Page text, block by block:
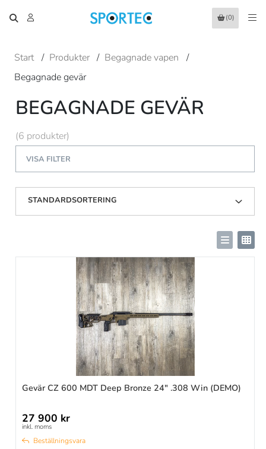
(0)
Start / Produkter / Begagnade vapen
/
Begagnade gevär
BEGAGNADE GEVÄR
(6 produkter)
VISA FILTER
STANDARDSORTERING
Gevär CZ 600 MDT Deep Bronze 24" .308 Win (DEMO)
27 900 kr
inkl. moms
Beställningsvara